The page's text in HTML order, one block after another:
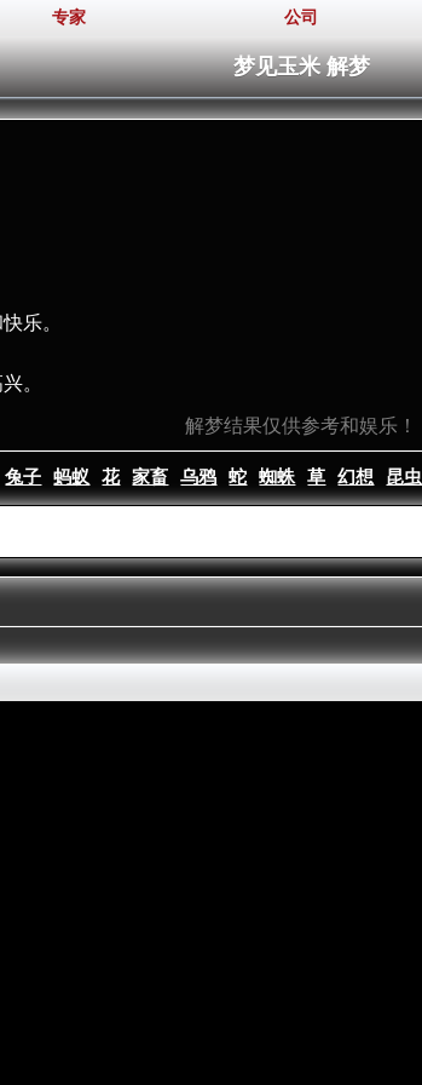
专家 公司
梦见玉米 解梦
乐。
。
解梦结果仅供参考和娱乐！
兔子 蚂蚁 花 家畜 乌鸦 蛇 蜘蛛 草 幻想 昆虫